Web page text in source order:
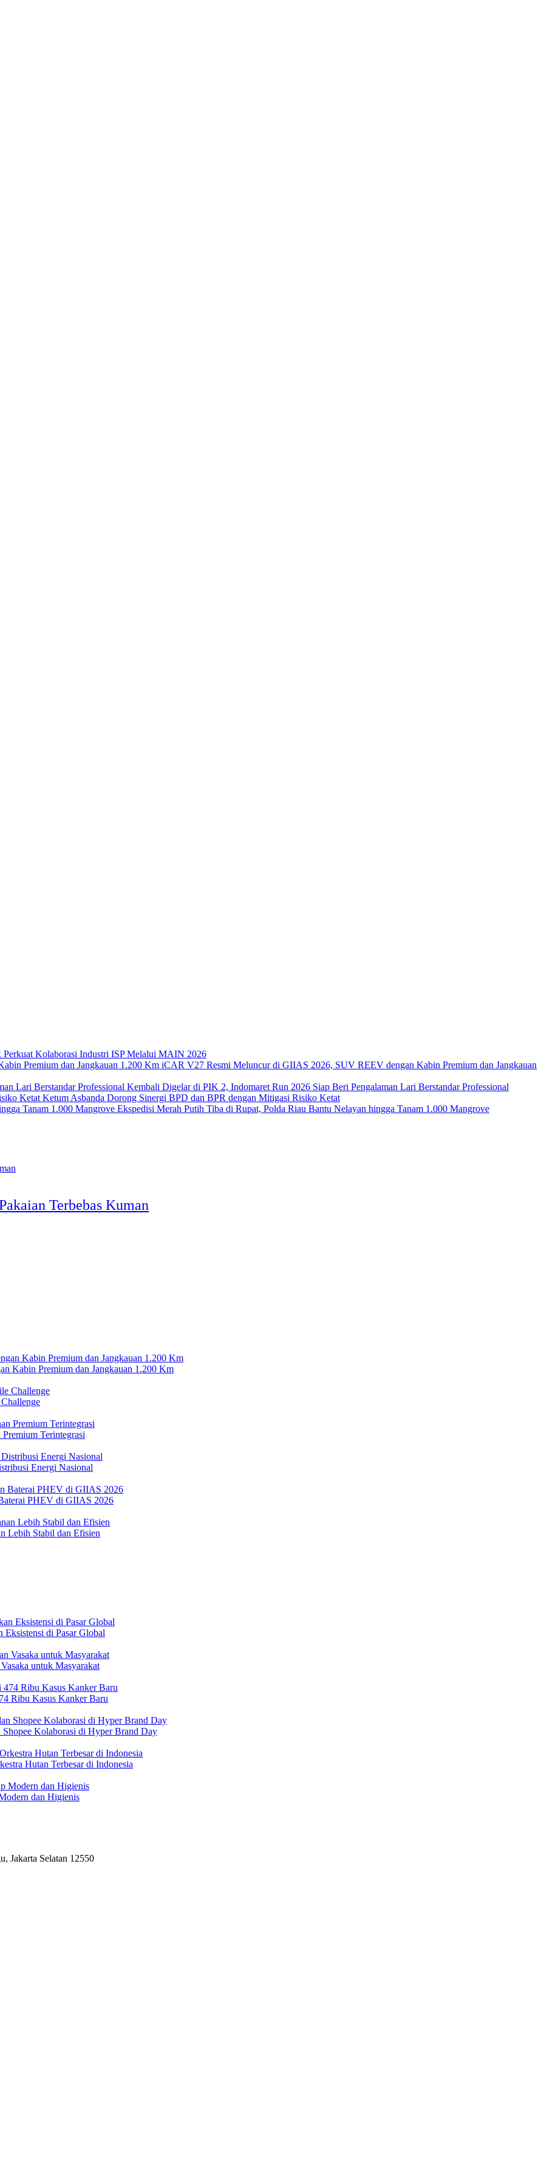
Perkuat Kolaborasi Industri ISP Melalui MAIN 2026
iCAR V27 Resmi Meluncur di GIIAS 2026, SUV REEV dengan Kabin Premium dan Jangkauan
Kembali Digelar di PIK 2, Indomaret Run 2026 Siap Beri Pengalaman Lari Berstandar Professional
Ketum Asbanda Dorong Sinergi BPD dan BPR dengan Mitigasi Risiko Ketat
Ekspedisi Merah Putih Tiba di Rupat, Polda Riau Bantu Nelayan hingga Tanam 1.000 Mangrove
Terbebas Kuman
Kabin Premium dan Jangkauan 1.200 Km
Terintegrasi
Energi Nasional
PHEV di GIIAS 2026
Lebih Stabil dan Efisien
di Pasar Global
untuk Masyarakat
Ribu Kasus Kanker Baru
Kolaborasi di Hyper Brand Day
Hutan Terbesar di Indonesia
dan Higienis
Jakarta Selatan 12550